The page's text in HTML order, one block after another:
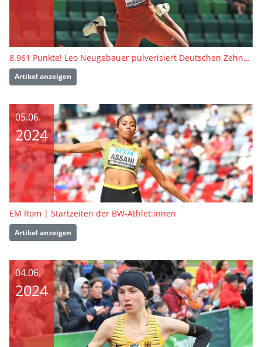
8.961 Punkte! Leo Neugebauer pulverisiert Deutschen Zehnkampf-Rekord
Artikel anzeigen
05.06.
2024
EM Rom | Startzeiten der BW-Athlet:innen
Artikel anzeigen
04.06.
2024